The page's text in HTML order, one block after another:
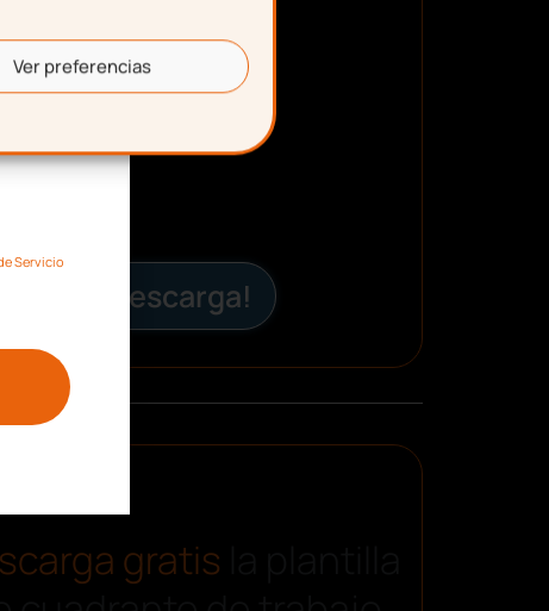
Ver preferencias
¡Descarga!
gratis
Servicio